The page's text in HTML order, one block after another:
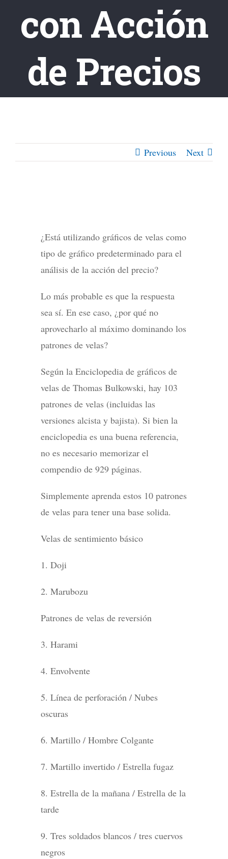
con Acción
de Precios
Previous Next
¿Está utilizando gráficos de velas como
tipo de gráfico predeterminado para el
análisis de la acción del precio?
Lo más probable es que la respuesta
sea sí. En ese caso, ¿por qué no
aprovecharlo al máximo dominando los
patrones de velas?
Según la Enciclopedia de gráficos de
velas de Thomas Bulkowski, hay 103
patrones de velas (incluidas las
versiones alcista y bajista). Si bien la
enciclopedia es una buena referencia,
no es necesario memorizar el
compendio de 929 páginas.
Simplemente aprenda estos 10 patrones
de velas para tener una base solida.
Velas de sentimiento básico
1. Doji
2. Marubozu
Patrones de velas de reversión
3. Harami
4. Envolvente
5. Línea de perforación / Nubes
oscuras
6. Martillo / Hombre Colgante
7. Martillo invertido / Estrella fugaz
8. Estrella de la mañana / Estrella de la
tarde
9. Tres soldados blancos / tres cuervos
negros